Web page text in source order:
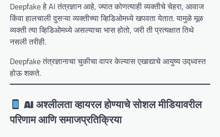
Deepfake हे AI तंत्रज्ञान आहे, ज्यात कोणत्याही व्यक्तीचे चेहरा, आवाज
किंवा हालचाली दुसऱ्या व्यक्तीच्या व्हिडिओमध्ये खपवता येतात. यामुळे मूळ
व्यक्ती त्या व्हिडिओमध्ये असल्याचा भास होतो, जरी ती प्रत्यक्षात तिथे
नसली तरीही.
Deepfake तंत्रज्ञानाचा चुकीचा वापर केल्यास एखाद्याचे आयुष्य उद्ध्वस्त
होऊ शकते.
AI अश्लीलता व्हायरल होण्याचे सोशल मीडियावरील
परिणाम आणि समाजप्रतिक्रिया